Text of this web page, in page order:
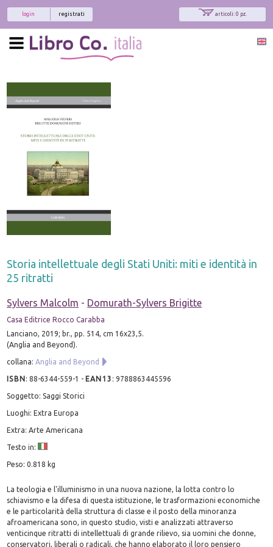
articoli: 0 pz.
registrati
login
Storia intellettuale degli Stati Uniti: miti e identità in
25 ritratti
Sylvers Malcolm - Domurath-Sylvers Brigitte
Casa Editrice Rocco Carabba
Lanciano, 2019; br., pp. 514, cm 16x23,5.
(Anglia and Beyond).
collana:Anglia and Beyond
ISBN:88-6344-559-1 - EAN13 :9788863445596
Soggetto: Saggi Storici
Luoghi: Extra Europa
Extra: Arte Americana
Testo in:
Peso: 0.818 kg
La teologia e l'illuminismo in una nuova nazione, la lotta contro lo
schiavismo e la difesa di questa istituzione, le trasformazioni economiche
e le particolarità della struttura di classe e il posto della minoranza
afroamericana sono, in questo studio, visti e analizzati attraverso
venticinque ritratti di intellettuali di grande rilievo, sia uomini che donne,
conservatori, liberali o radicali, che hanno elaborato il loro pensiero